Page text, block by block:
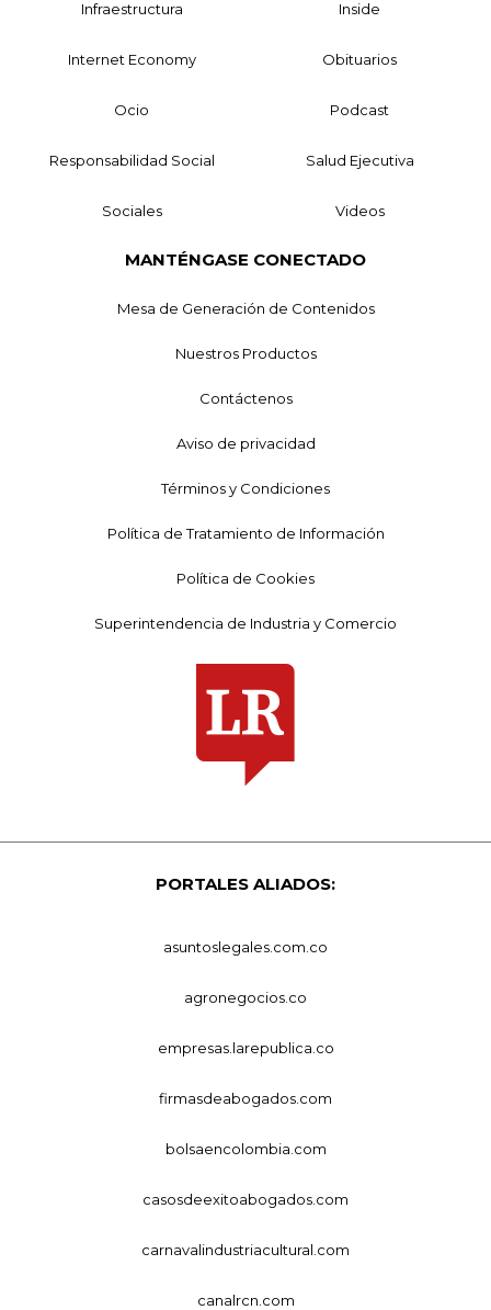
Infraestructura Inside
Internet Economy Obituarios
Ocio Podcast
Responsabilidad Social Salud Ejecutiva
Sociales Videos
MANTÉNGASE CONECTADO
Mesa de Generación de Contenidos
Nuestros Productos
Contáctenos
Aviso de privacidad
Términos y Condiciones
Política de Tratamiento de Información
Política de Cookies
Superintendencia de Industria y Comercio
PORTALES ALIADOS:
asuntoslegales.com.co
agronegocios.co
empresas.larepublica.co
firmasdeabogados.com
bolsaencolombia.com
casosdeexitoabogados.com
carnavalindustriacultural.com
canalrcn.com